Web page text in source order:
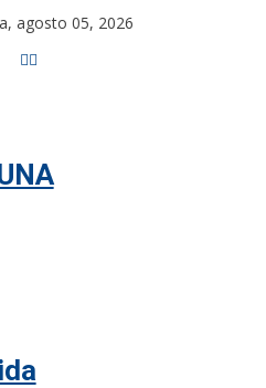
agosto 05, 2026